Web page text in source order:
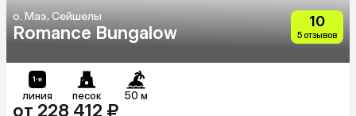
о. Маэ, Сейшелы
Romance Bungalow
10
5 отзывов
линия песок 50 м
от 228 412 ₽